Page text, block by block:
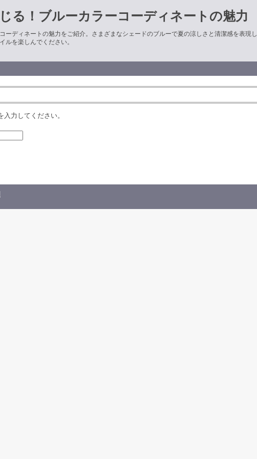
る！ブルーカラーコーディネートの魅力
ーディネートの魅力をご紹介。さまざまなシェードのブルーで夏の涼しさと清潔感を表現し
ルを楽しんでください。
力してください。